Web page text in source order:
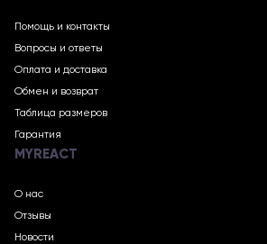
Помощь и контакты
Вопросы и ответы
Оплата и доставка
Обмен и возврат
Таблица размеров
Гарантия
MYREACT
О нас
Отзывы
Новости